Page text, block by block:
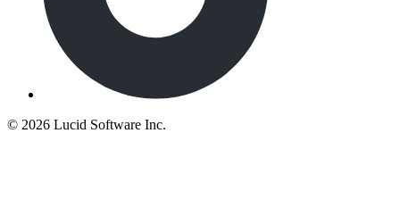
© 2026 Lucid Software Inc.